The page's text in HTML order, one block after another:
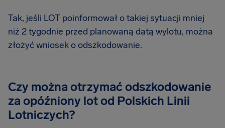
Tak, jeśli LOT poinformował o takiej sytuacji mniej
niż 2 tygodnie przed planowaną datą wylotu, można
złożyć wniosek o odszkodowanie.
Czy można otrzymać odszkodowanie
za opóźniony lot od Polskich Linii
Lotniczych?